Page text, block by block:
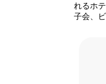
れるホ
子会、